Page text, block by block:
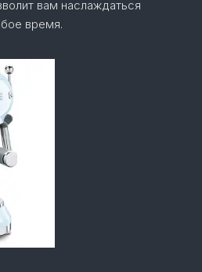
вам наслаждаться
время.